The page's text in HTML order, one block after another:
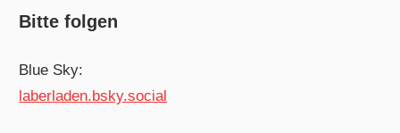
Bitte folgen
Blue Sky:
laberladen.bsky.social